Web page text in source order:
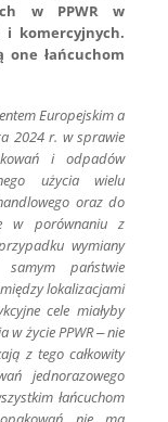
w PPWR w
i komercyjnych.
one łańcuchom
Europejskim a
2024 r. w sprawie
i odpadów
użycia wielu
oraz do
w porównaniu z
wymiany
państwie
lokalizacjami
cele miałyby
w życie PPWR – nie
z tego całkowity
jednorazowego
łańcuchom